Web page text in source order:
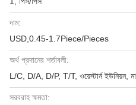
দাম:
USD,0.45-1.7Piece/Pieces
অর্থ প্রদানের শর্তাবলী:
L/C, D/A, D/P, T/T, ওয়েস্টার্ন ইউনিয়ন,
সরবরাহ ক্ষমতা: